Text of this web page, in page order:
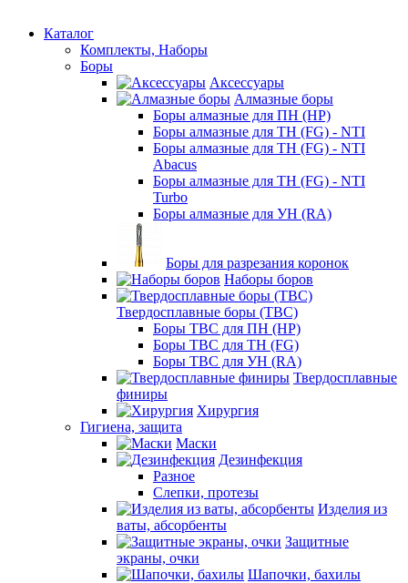
Каталог
Комплекты, Наборы
Боры
Аксессуары
Алмазные боры
Боры алмазные для ПН (HP)
Боры алмазные для ТН (FG) - NTI
Боры алмазные для ТН (FG) - NTI
Abacus
Боры алмазные для ТН (FG) - NTI
Turbo
Боры алмазные для УН (RA)
Боры для разрезания коронок
Наборы боров
Твердосплавные боры (ТВС)
Боры ТВС для ПН (HP)
Боры ТВС для ТН (FG)
Боры ТВС для УН (RA)
Твердосплавные
финиры
Хирургия
Гигиена, защита
Маски
Дезинфекция
Разное
Слепки, протезы
Изделия из
ваты, абсорбенты
Защитные
экраны, очки
Шапочки, бахилы